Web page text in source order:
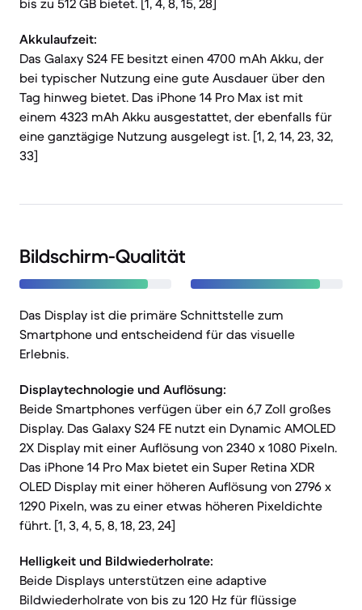
bis zu 512 GB bietet. [1, 4, 8, 15, 28]
Akkulaufzeit:
Das Galaxy S24 FE besitzt einen 4700 mAh Akku, der
bei typischer Nutzung eine gute Ausdauer über den
Tag hinweg bietet. Das iPhone 14 Pro Max ist mit
einem 4323 mAh Akku ausgestattet, der ebenfalls für
eine ganztägige Nutzung ausgelegt ist. [1, 2, 14, 23, 32,
33]
Bildschirm-Qualität
Das Display ist die primäre Schnittstelle zum
Smartphone und entscheidend für das visuelle
Erlebnis.
Displaytechnologie und Auflösung:
Beide Smartphones verfügen über ein 6,7 Zoll großes
Display. Das Galaxy S24 FE nutzt ein Dynamic AMOLED
2X Display mit einer Auflösung von 2340 x 1080 Pixeln.
Das iPhone 14 Pro Max bietet ein Super Retina XDR
OLED Display mit einer höheren Auflösung von 2796 x
1290 Pixeln, was zu einer etwas höheren Pixeldichte
führt. [1, 3, 4, 5, 8, 18, 23, 24]
Helligkeit und Bildwiederholrate:
Beide Displays unterstützen eine adaptive
Bildwiederholrate von bis zu 120 Hz für flüssige